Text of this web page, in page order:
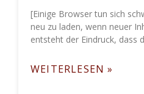
[Einige Browser tun sich
neu zu laden, wenn neuer
entsteht der Eindruck, dass
WEITERLESEN »